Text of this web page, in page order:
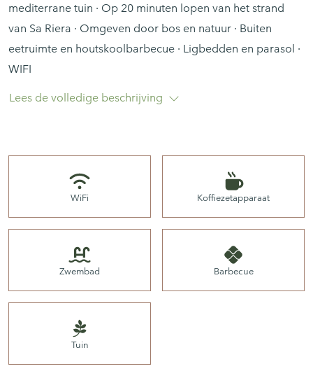
mediterrane tuin · Op 20 minuten lopen van het strand
van Sa Riera · Omgeven door bos en natuur · Buiten
eetruimte en houtskoolbarbecue · Ligbedden en parasol ·
WIFI
Gelegen in een rustige woonwijk nabij het charmante
dorp Begur, combineert deze ruime mediterrane villa
Iets hoger gelegen aan een rustige straat leidt een
van privacy creëert en tegelijk een open uitzicht biedt op
de bergen en het omliggende natuurlijke landschap.
Lees de volledige beschrijving
WiFi Koffiezetapparaat
Zwembad Barbecue
Tuin